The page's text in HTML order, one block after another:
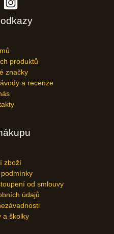
produktů
značky
a recenze
zboží
od smlouvy
údajů
a školky